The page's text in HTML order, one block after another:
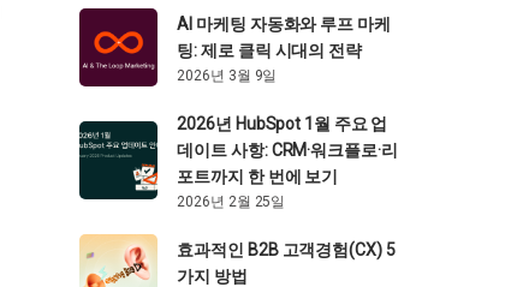
AI 마케팅 자동화와 루프 마케
팅: 제로 클릭 시대의 전략
2026년 3월 9일
2026년 HubSpot 1월 주요 업
데이트 사항: CRM·워크플로·리
포트까지 한 번에 보기
2026년 2월 25일
효과적인 B2B 고객경험(CX) 5
가지 방법